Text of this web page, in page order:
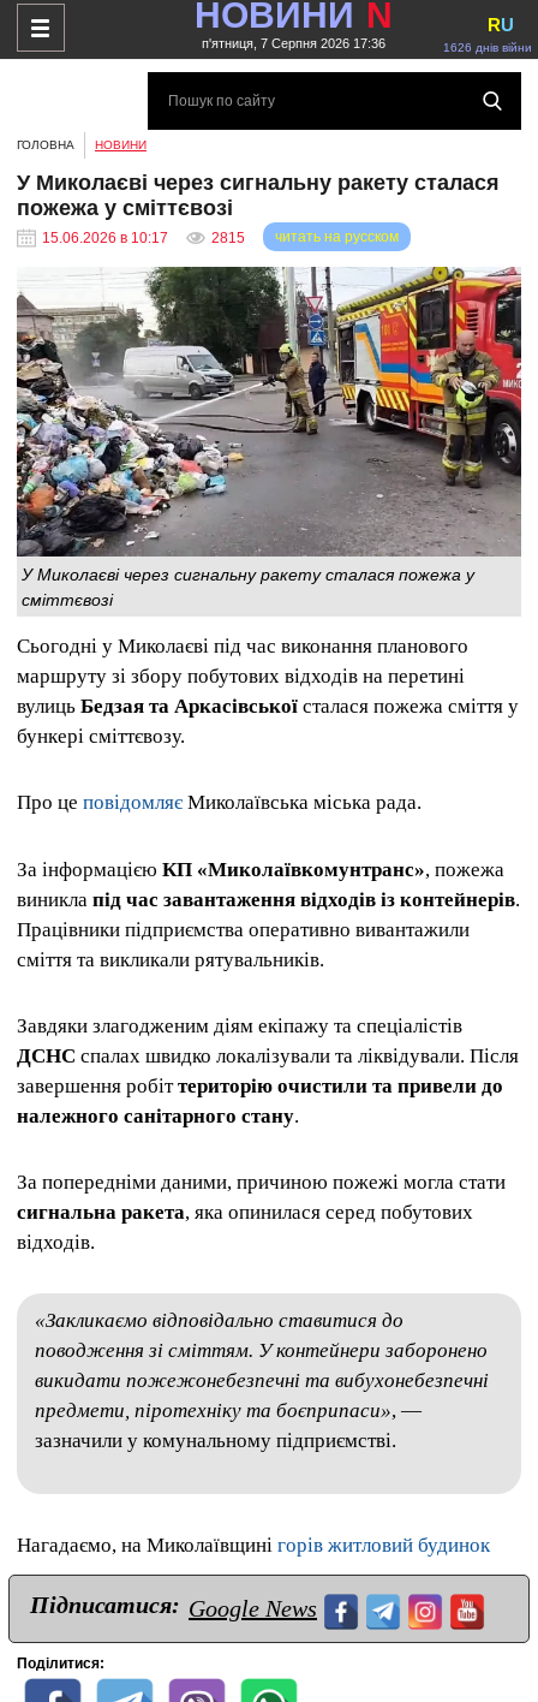
НОВИНИ N
п'ятниця, 7 Серпня 2026 17:36 1626 днів війни
RU
ГОЛОВНА НОВИНИ
У Миколаєві через сигнальну ракету сталася
пожежа у сміттєвозі
15.06.2026 в 10:17 2815 читать на русском
У Миколаєві через сигнальну ракету сталася пожежа у
сміттєвозі
Сьогодні у Миколаєві під час виконання планового
маршруту зі збору побутових відходів на перетині
вулиць Бедзая та Аркасівської сталася пожежа сміття у
бункері сміттєвозу.
Про це повідомляє Миколаївська міська рада.
За інформацією КП «Миколаївкомунтранс», пожежа
виникла під час завантаження відходів із контейнерів.
Працівники підприємства оперативно вивантажили
сміття та викликали рятувальників.
Завдяки злагодженим діям екіпажу та спеціалістів
ДСНС спалах швидко локалізували та ліквідували. Після
завершення робіттериторію очистили та привели до
належного санітарного стану.
За попередніми даними, причиною пожежі могла стати
сигнальна ракета, яка опинилася серед побутових
відходів.
«Закликаємо відповідально ставитися до
поводження зі сміттям. У контейнери заборонено
викидати пожежонебезпечні та вибухонебезпечні
предмети, піротехніку та боєприпаси», —
зазначили у комунальному підприємстві.
Нагадаємо, на Миколаївщині горів житловий будинок
Підписатися: Google News
Поділитися: